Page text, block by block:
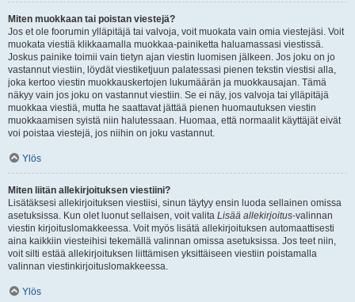
Miten muokkaan tai poistan viestejä?
Jos et ole foorumin ylläpitäjä tai valvoja, voit muokata vain omia viestejäsi. Voit
muokata viestiä klikkaamalla muokkaa-painiketta haluamassasi viestissä.
Joskus painike toimii vain tietyn ajan viestin luomisen jälkeen. Jos joku on jo
vastannut viestiin, löydät viestiketjuun palatessasi pienen tekstin viestisi alla,
joka kertoo viestin muokkauskertojen lukumäärän ja muokkausajan. Tämä
näkyy vain jos joku on vastannut viestiin. Se ei näy, jos valvoja tai ylläpitäjä
muokkaa viestiä, mutta he saattavat jättää pienen huomautuksen viestin
muokkaamisen syistä niin halutessaan. Huomaa, että normaalit käyttäjät eivät
voi poistaa viestejä, jos niihin on joku vastannut.
Ylös
Miten liitän allekirjoituksen viestiini?
Lisätäksesi allekirjoituksen viestiisi, sinun täytyy ensin luoda sellainen omissa
asetuksissa. Kun olet luonut sellaisen, voit valita Lisää allekirjoitus-valinnan
viestin kirjoituslomakkeessa. Voit myös lisätä allekirjoituksen automaattisesti
aina kaikkiin viesteihisi tekemällä valinnan omissa asetuksissa. Jos teet niin,
voit silti estää allekirjoituksen liittämisen yksittäiseen viestiin poistamalla
valinnan viestinkirjoituslomakkeessa.
Ylös